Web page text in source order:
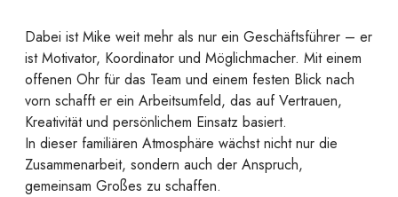
Dabei ist Mike weit mehr als nur ein Geschäftsführer – er
ist Motivator, Koordinator und Möglichmacher. Mit einem
offenen Ohr für das Team und einem festen Blick nach
vorn schafft er ein Arbeitsumfeld, das auf Vertrauen,
Kreativität und persönlichem Einsatz basiert.
In dieser familiären Atmosphäre wächst nicht nur die
Zusammenarbeit, sondern auch der Anspruch,
gemeinsam Großes zu schaffen.